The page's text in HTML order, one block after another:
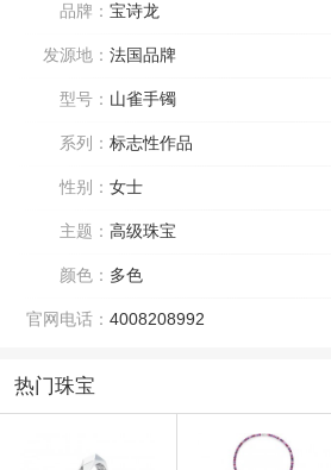
品牌： 宝诗龙
发源地： 法国品牌
型号： 山雀手镯
系列： 标志性作品
性别： 女士
主题： 高级珠宝
颜色： 多色
官网电话： 4008208992
热门珠宝